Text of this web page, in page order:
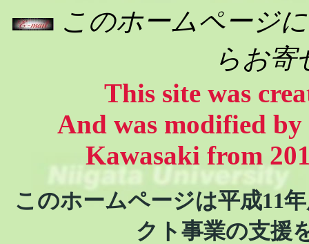
このホームページ
らお寄
This site was
And was modified
Kawasaki from
このホームページは平成11
クト事業の支援